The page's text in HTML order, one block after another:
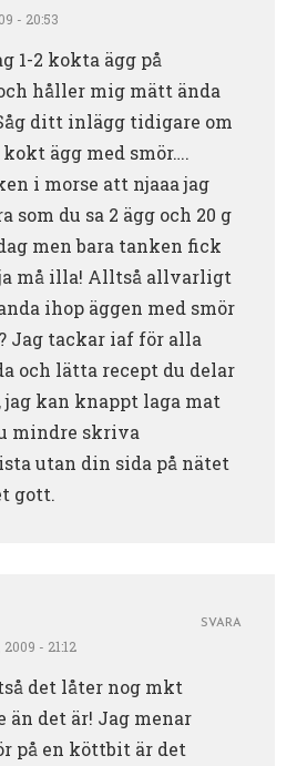
- 20:53
1-2 kokta ägg på
håller mig mätt ända
ditt inlägg tidigare om
kokt ägg med smör….
i morse att njaaa jag
som du sa 2 ägg och 20 g
men bara tanken fick
må illa! Alltså allvarligt
ihop äggen med smör
Jag tackar iaf för alla
och lätta recept du delar
jag kan knappt laga mat
mindre skriva
utan din sida på nätet
gott.
- 21:12
det låter nog mkt
än det är! Jag menar
på en köttbit är det
SVARA